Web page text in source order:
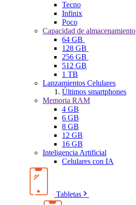
Tecno
Infinix
Poco
Capacidad de almacenamiento
64 GB
128 GB
256 GB
512 GB
1 TB
Lanzamientos Celulares
Últimos smartphones
Memoria RAM
4 GB
6 GB
8 GB
12 GB
16 GB
Inteligencia Artificial
Celulares con IA
Tabletas